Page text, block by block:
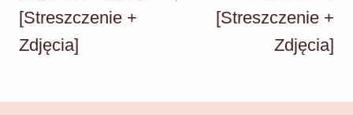
[Streszczenie +
Zdjęcia]
[Streszczenie +
Zdjęcia]